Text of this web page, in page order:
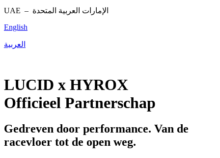
UAE – الإمارات العربية المتحدة
English
العربية
LUCID x HYROX
Officieel Partnerschap
Gedreven door performance. Van de
racevloer tot de open weg.